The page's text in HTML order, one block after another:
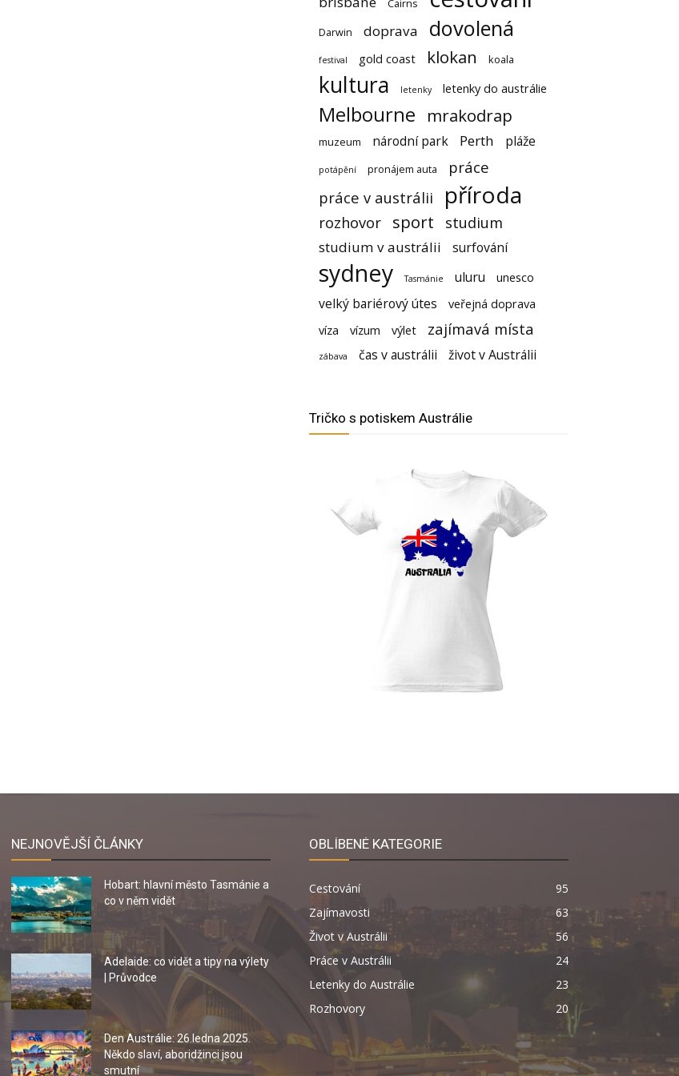
Cairns
Darwin doprava dovolená
festival gold coast klokan koala
kultura letenky letenky do austrálie
Melbourne mrakodrap
muzeum národní park Perth pláže
potápění pronájem auta
práce
práce v austrálii
příroda
rozhovor sport studium
studium v austrálii surfování
sydney Tasmánie uluru unesco
velký bariérový útes
veřejná doprava
víza
vízum výlet zajímavá místa
zábava čas v austrálii život v Austrálii
Tričko s potiskem Austrálie
NEJNOVĚJŠÍ ČLÁNKY
Hobart: hlavní město Tasmánie a
co v něm vidět
Adelaide: co vidět a tipy na výlety
| Průvodce
Den Austrálie: 26.ledna 2025.
Někdo slaví, aboridžinci jsou
smutní
OBLÍBENÉ KATEGORIE
Cestování
95
Zajímavosti
63
Život v Austrálii
56
Práce v Austrálii
24
Letenky do Austrálie
23
Rozhovory
20